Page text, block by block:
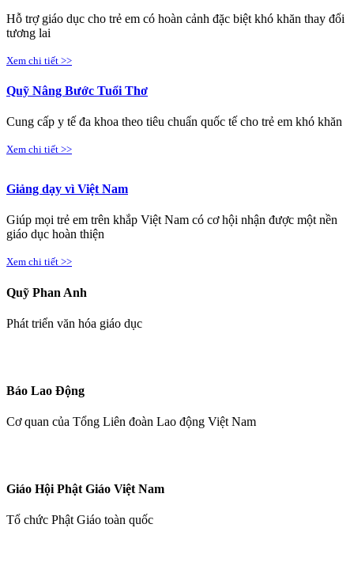
Hỗ trợ giáo dục cho trẻ em có hoàn cảnh đặc biệt khó khăn thay đổi
tương lai
Xem chi tiết >>
Quỹ Nâng Bước Tuổi Thơ
Cung cấp y tế đa khoa theo tiêu chuẩn quốc tế cho trẻ em khó khăn
Xem chi tiết >>
Giảng dạy vì Việt Nam
Giúp mọi trẻ em trên khắp Việt Nam có cơ hội nhận được một nền
giáo dục hoàn thiện
Xem chi tiết >>
Quỹ Phan Anh
Phát triển văn hóa giáo dục
Báo Lao Động
Cơ quan của Tổng Liên đoàn Lao động Việt Nam
Giáo Hội Phật Giáo Việt Nam
Tổ chức Phật Giáo toàn quốc